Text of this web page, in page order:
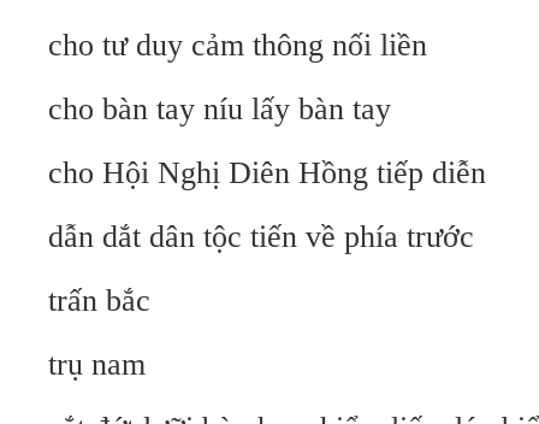
cho tư duy cảm thông nối liền
cho bàn tay níu lấy bàn tay
cho Hội Nghị Diên Hồng tiếp diễn
dẫn dắt dân tộc tiến về phía trước
trấn bắc
trụ nam